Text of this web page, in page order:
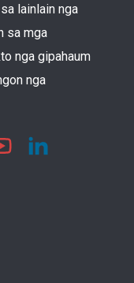
lainlain nga
sa mga
nga gipahaum
nga